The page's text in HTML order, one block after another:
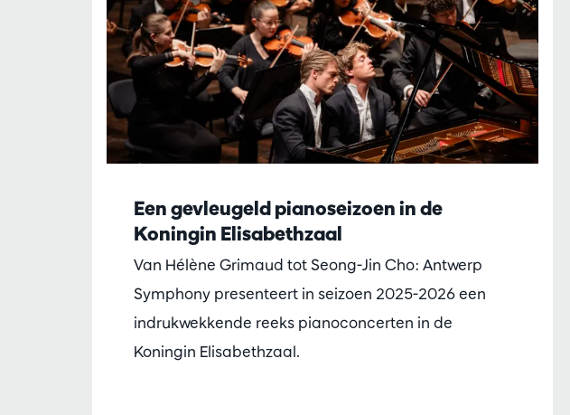
Een gevleugeld pianoseizoen in de
Koningin Elisabethzaal
Van Hélène Grimaud tot Seong-Jin Cho: Antwerp
Symphony presenteert in seizoen 2025-2026 een
indrukwekkende reeks pianoconcerten in de
Koningin Elisabethzaal.